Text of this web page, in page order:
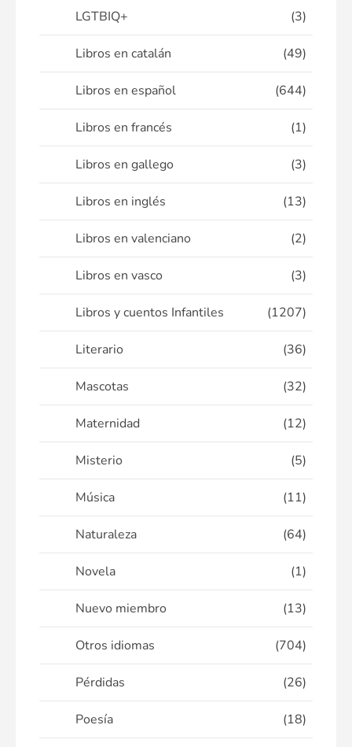
LGTBIQ+ (3)
Libros en catalán (49)
Libros en español (644)
Libros en francés (1)
Libros en gallego (3)
Libros en inglés (13)
Libros en valenciano (2)
Libros en vasco (3)
Libros y cuentos Infantiles (1207)
Literario (36)
Mascotas (32)
Maternidad (12)
Misterio (5)
Música (11)
Naturaleza (64)
Novela (1)
Nuevo miembro (13)
Otros idiomas (704)
Pérdidas (26)
Poesía (18)